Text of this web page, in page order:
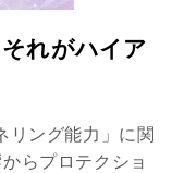
それがハイア
リング能力」に関
らプロテクショ